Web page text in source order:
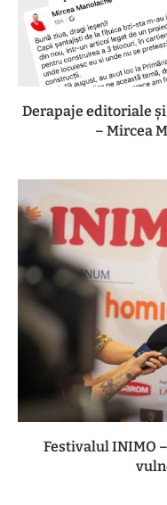
Derapaje editoriale
– Mircea
Festivalul INIMO